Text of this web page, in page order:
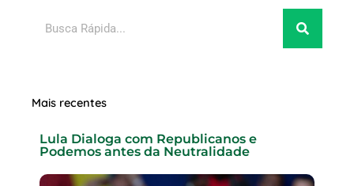
Mais recentes
Lula Dialoga com Republicanos e
Podemos antes da Neutralidade